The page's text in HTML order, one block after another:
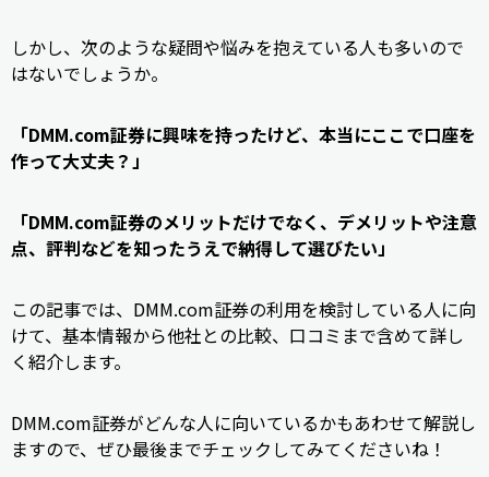
しかし、次のような疑問や悩みを抱えている人も多いので
はないでしょうか。
「DMM.com証券に興味を持ったけど、本当にここで口座を
作って大丈夫？」
「DMM.com証券のメリットだけでなく、デメリットや注意
点、評判などを知ったうえで納得して選びたい」
この記事では、DMM.com証券の利用を検討している人に向
けて、基本情報から他社との比較、口コミまで含めて詳し
く紹介します。
DMM.com証券がどんな人に向いているかもあわせて解説し
ますので、ぜひ最後までチェックしてみてくださいね！